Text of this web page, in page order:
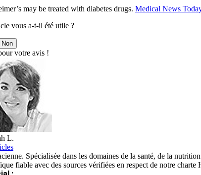
may be treated with diabetes drugs. Medical News
vous a-t-il été utile ?
Non
votre avis !
L.
Spécialisée dans les domaines de la santé, de la
fiable avec des sources vérifiées en respect de notre charte